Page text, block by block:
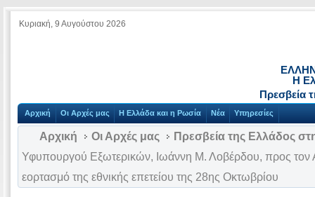
Κυριακή, 9 Αυγούστου 2026
Η
Πρεσβεία
Αρχική Οι Αρχές μας Η Ελλάδα και η Ρωσία Νέα Υπηρεσίες
Αρχική Οι Αρχές μας
Πρεσβεία της Ελλάδος
Υφυπουργού Εξωτερικών, Iωάννη Μ. Λοβέρδου, προς τον
εορτασμό της εθνικής επετείου της 28ης Οκτωβρίου